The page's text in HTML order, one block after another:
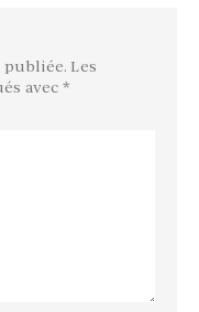
publiée. Les
avec *